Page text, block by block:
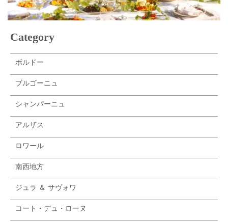
Category
ボルドー
ブルゴーニュ
シャンパーニュ
アルザス
ロワール
南西地方
ジュラ ＆ サヴォワ
コート・デュ・ローヌ